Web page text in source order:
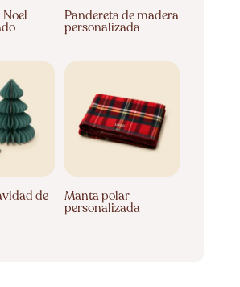
Pandereta de madera
personalizada
de Manta polar
personalizada